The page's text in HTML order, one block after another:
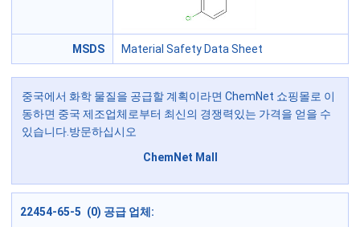
MSDS Material Safety Data Sheet
중국에서 화학 물질을 공급할 계획이라면 ChemNet 쇼핑몰로 이
동하면 중국 제조업체로부터 최신의 경쟁력있는 가격을 얻을 수
있습니다.방문하십시오
ChemNet Mall
22454-65-5 (0) 공급 업체: